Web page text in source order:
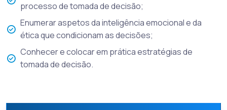
processo de tomada de decisão;
Enumerar aspetos da inteligência emocional e da
ética que condicionam as decisões;
Conhecer e colocar em prática estratégias de
tomada de decisão.